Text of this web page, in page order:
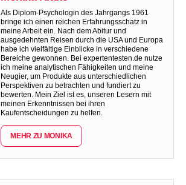
Als Diplom-Psychologin des Jahrgangs 1961
bringe ich einen reichen Erfahrungsschatz in
meine Arbeit ein. Nach dem Abitur und
ausgedehnten Reisen durch die USA und Europa
habe ich vielfältige Einblicke in verschiedene
Bereiche gewonnen. Bei expertentesten.de nutze
ich meine analytischen Fähigkeiten und meine
Neugier, um Produkte aus unterschiedlichen
Perspektiven zu betrachten und fundiert zu
bewerten. Mein Ziel ist es, unseren Lesern mit
meinen Erkenntnissen bei ihren
Kaufentscheidungen zu helfen.
MEHR ZU MONIKA